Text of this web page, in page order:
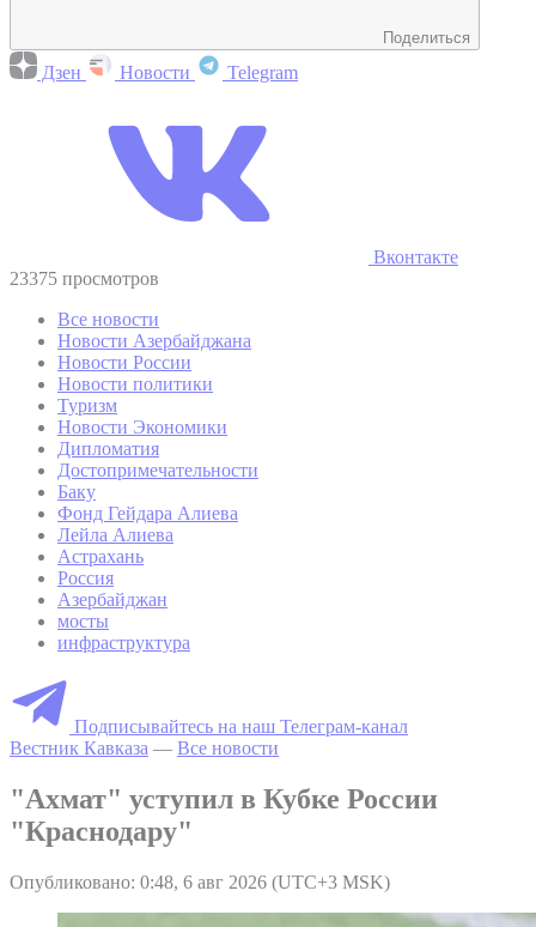
Поделиться
Дзен Новости Telegram
Вконтакте
23375 просмотров
Все новости
Новости Азербайджана
Новости России
Новости политики
Туризм
Новости Экономики
Дипломатия
Достопримечательности
Баку
Фонд Гейдара Алиева
Лейла Алиева
Астрахань
Россия
Азербайджан
мосты
инфраструктура
Подписывайтесь на наш Телеграм-канал
Вестник Кавказа — Все новости
"Ахмат" уступил в Кубке России
"Краснодару"
Опубликовано: 0:48, 6 авг 2026 (UTC+3 MSK)